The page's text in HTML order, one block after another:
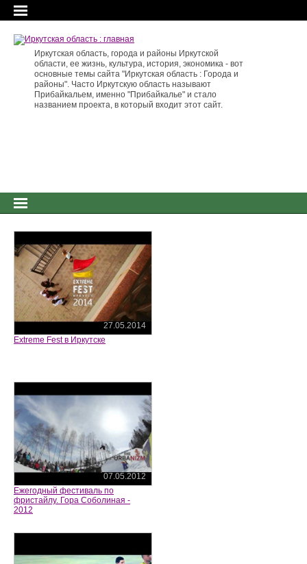
Иркутская область, города и районы Иркутской
области, ее жизнь, культура, история, экономика - вот
основные темы сайта "Иркутская область : Города и
районы". Часто Иркутскую область называют
Прибайкальем, именно "Прибайкалье" и стало
названием проекта, в который входит этот сайт.
27.05.2014
Extreme Fest в Иркутске
07.05.2012
Ежегодный фестиваль по
фристайлу. Гора Соболиная -
2012